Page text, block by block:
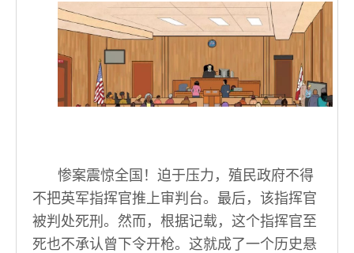
惨案震惊全国！迫于压力，殖民政府不得
不把英军指挥官推上审判台。最后，该指挥官
被判处死刑。然而，根据记载，这个指挥官至
死也不承认曾下令开枪。这就成了一个历史悬